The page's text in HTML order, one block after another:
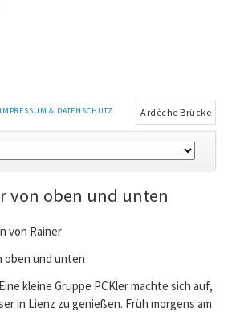
NAVIGATION
IMPRESSUM & DATENSCHUTZ Ardèche Brücke
von oben und unten
von Rainer
kleine Gruppe PCKler machte sich auf,
in Lienz zu genießen. Früh morgens am